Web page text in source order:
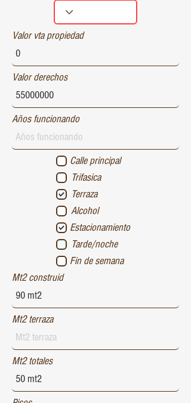
Valor vta propiedad
Valor derechos
Años funcionando
Calle principal
Trifasica
Terraza
Alcohol
Estacionamiento
Tarde/noche
Fin de semana
Mt2 construid
Mt2 terraza
Mt2 totales